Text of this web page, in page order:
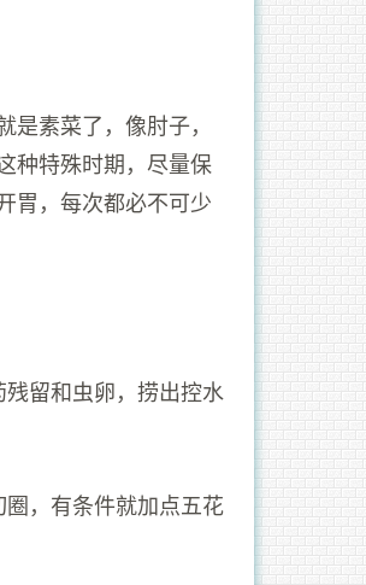
素菜了，像肘子，
种特殊时期，尽量保
胃，每次都必不可少
留和虫卵，捞出控水
，有条件就加点五花